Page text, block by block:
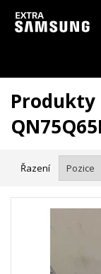
Vzhledem k aktuální
Řazení